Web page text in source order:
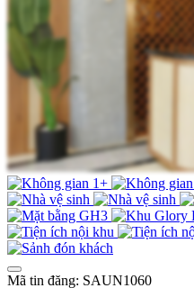
Mã tin đăng: SAUN1060